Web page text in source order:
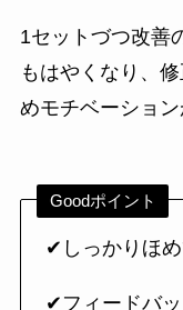
1セットづつ改善
もはやくなり、
めモチベーション
Goodポイント
✔しっかりほ
✔フィードバッ